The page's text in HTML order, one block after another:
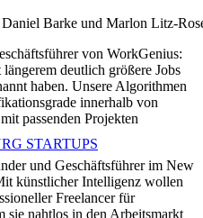
STARTUPS
Barke und Marlon Litz-
von WorkGenius:
deutlich größere Jobs
haben. Unsere Algorithmen
innerhalb von
passenden Projekten
und Geschäftsführer im New
künstlicher Intelligenz wollen
Freelancer für
sie nahtlos in den Arbeitsmarkt